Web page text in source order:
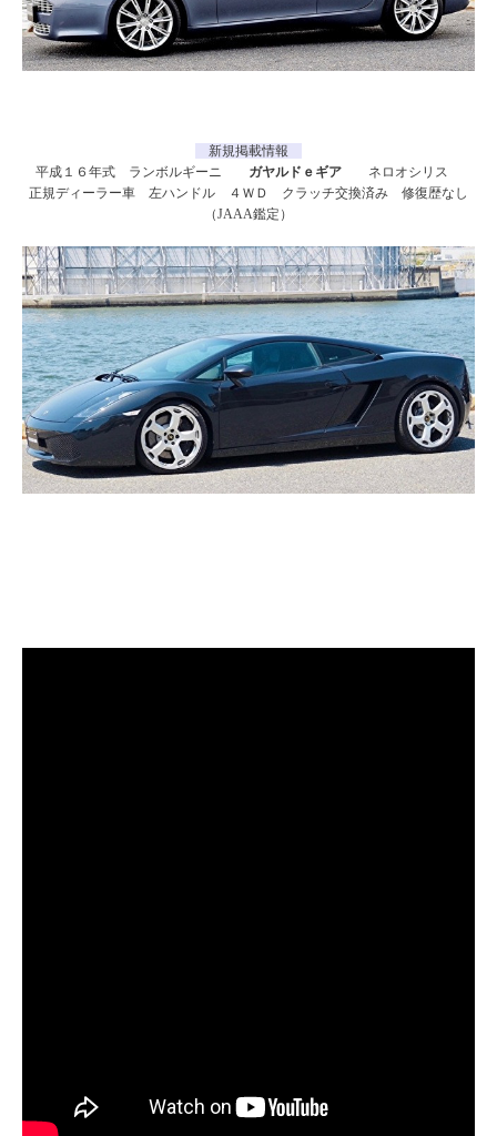
新規掲載情報
平成１６年式 ランボルギーニ
ガヤルドｅギア
ネロオシリス
正規ディーラー車 左ハンドル ４ＷＤ クラッチ交換済み 修復歴なし
（JAAA鑑定）